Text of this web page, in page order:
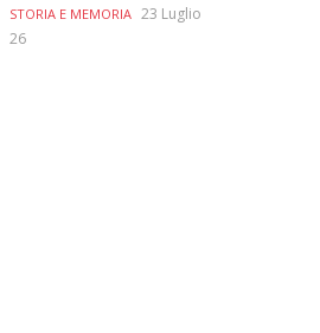
STORIA E MEMORIA 23 Luglio
26